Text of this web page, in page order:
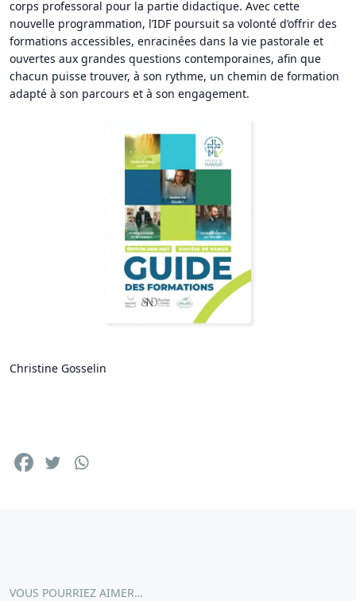
corps professoral pour la partie didactique. Avec cette
nouvelle programmation, l’IDF poursuit sa volonté d’offrir des
formations accessibles, enracinées dans la vie pastorale et
ouvertes aux grandes questions contemporaines, afin que
chacun puisse trouver, à son rythme, un chemin de formation
adapté à son parcours et à son engagement.
Christine Gosselin
VOUS POURRIEZ AIMER…